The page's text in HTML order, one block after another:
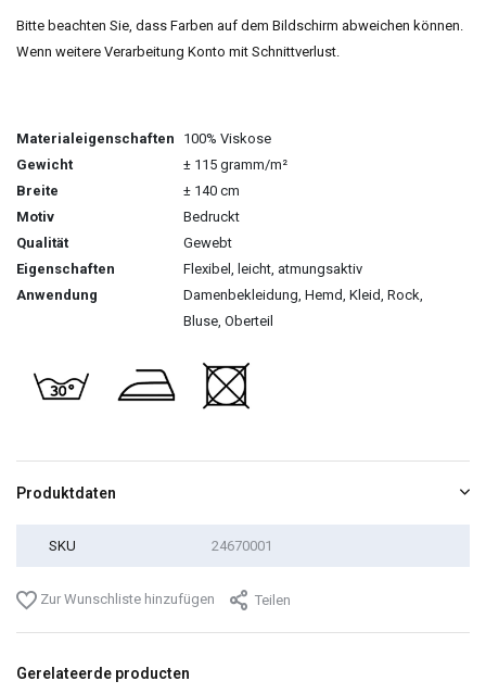
Bitte beachten Sie, dass Farben auf dem Bildschirm abweichen können.
Wenn weitere Verarbeitung Konto mit Schnittverlust.
Materialeigenschaften
100% Viskose
Gewicht
± 115 gramm/m²
Breite
± 140 cm
Motiv
Bedruckt
Qualität
Gewebt
Eigenschaften
Flexibel, leicht, atmungsaktiv
Anwendung
Damenbekleidung, Hemd, Kleid, Rock,
Bluse, Oberteil
Produktdaten
SKU 24670001
Zur Wunschliste hinzufügen Teilen
Gerelateerde producten